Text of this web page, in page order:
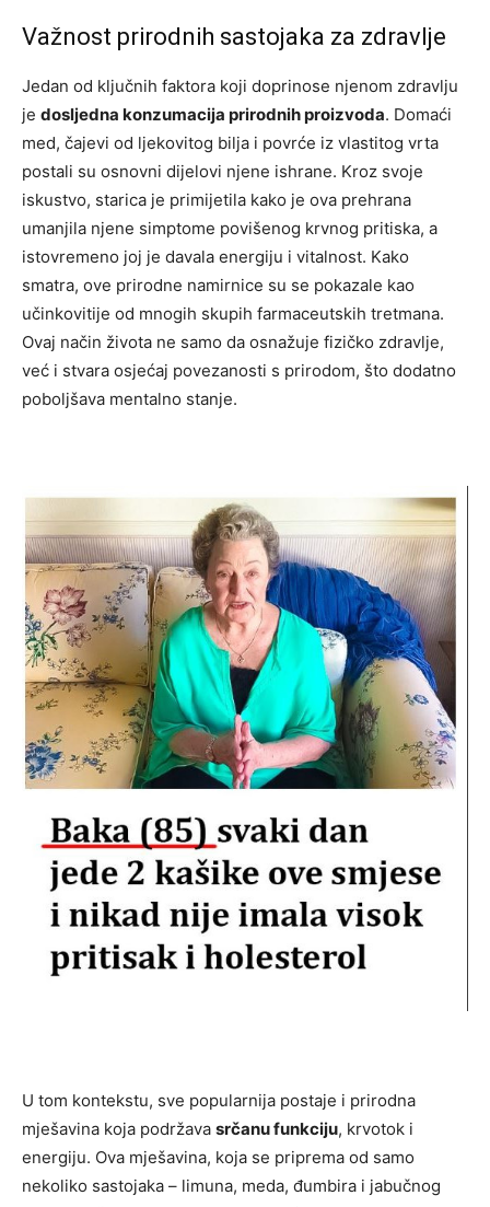
Važnost prirodnih sastojaka za zdravlje
Jedan od ključnih faktora koji doprinose njenom zdravlju
je dosljedna konzumacija prirodnih proizvoda. Domaći
med, čajevi od ljekovitog bilja i povrće iz vlastitog vrta
postali su osnovni dijelovi njene ishrane. Kroz svoje
iskustvo, starica je primijetila kako je ova prehrana
umanjila njene simptome povišenog krvnog pritiska, a
istovremeno joj je davala energiju i vitalnost. Kako
smatra, ove prirodne namirnice su se pokazale kao
učinkovitije od mnogih skupih farmaceutskih tretmana.
Ovaj način života ne samo da osnažuje fizičko zdravlje,
već i stvara osjećaj povezanosti s prirodom, što dodatno
poboljšava mentalno stanje.
U tom kontekstu, sve popularnija postaje i prirodna
mješavina koja podržava srčanu funkciju, krvotok i
energiju. Ova mješavina, koja se priprema od samo
nekoliko sastojaka – limuna, meda, đumbira i jabučnog